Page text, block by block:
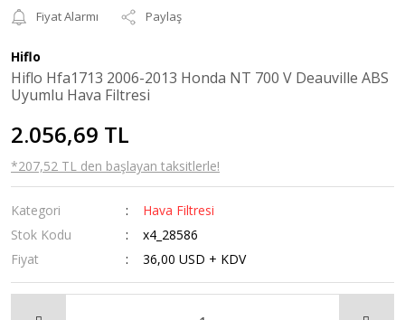
Fiyat Alarmı
Paylaş
Hiflo
Hiflo Hfa1713 2006-2013 Honda NT 700 V Deauville ABS
Uyumlu Hava Filtresi
2.056,69 TL
*207,52 TL den başlayan taksitlerle!
Kategori
Hava Filtresi
Stok Kodu
x4_28586
Fiyat
36,00 USD + KDV